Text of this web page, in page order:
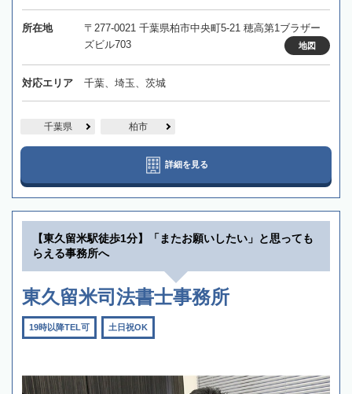
所在地
〒277-0021 千葉県柏市中央町5-21 穂高第1ブラザー
ズビル703
地図
対応エリア 千葉、埼玉、茨城
千葉県 柏市
詳細を見る
【東久留米駅徒歩1分】「またお願いしたい」と思っても
らえる事務所へ
東久留米司法書士事務所
19時以降TEL可 土日祝OK